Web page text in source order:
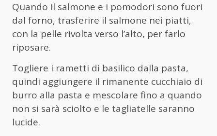
Quando il salmone e i pomodori sono fuori
dal forno, trasferire il salmone nei piatti,
con la pelle rivolta verso l’alto, per farlo
riposare.
Togliere i rametti di basilico dalla pasta,
quindi aggiungere il rimanente cucchiaio di
burro alla pasta e mescolare fino a quando
non si sarà sciolto e le tagliatelle saranno
lucide.